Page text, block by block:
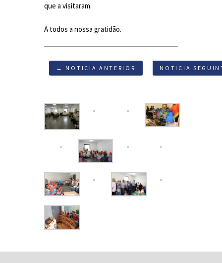
que a visitaram.
A todos a nossa gratidão.
← NOTICIA ANTERIOR NOTICIA